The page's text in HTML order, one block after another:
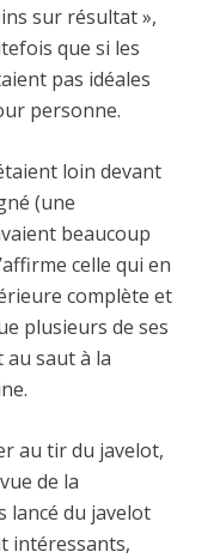
sur résultat »,
que si les
pas idéales
personne.
loin devant
(une
beaucoup
celle qui en
complète et
plusieurs de ses
au saut à la
au tir du javelot,
de la
lancé du javelot
intéressants,